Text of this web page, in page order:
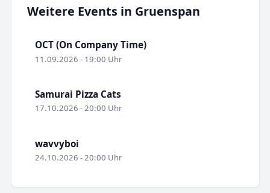
Weitere Events in Gruenspan
OCT (On Company Time)
11.09.2026 - 19:00 Uhr
Samurai Pizza Cats
17.10.2026 - 20:00 Uhr
wavvyboi
24.10.2026 - 20:00 Uhr